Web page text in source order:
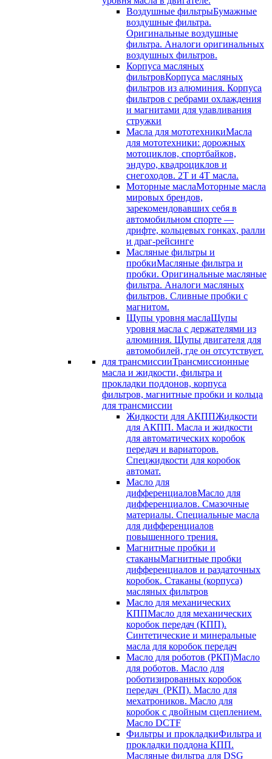
Воздушные фильтрыБумажные
воздушные фильтра.
Оригинальные воздушные
фильтра. Аналоги оригинальных
воздушных фильтров.
Корпуса масляных
фильтровКорпуса масляных
фильтров из алюминия. Корпуса
фильтров с ребрами охлаждения
и магнитами для улавливания
стружки
Масла для мототехникиМасла
для мототехники: дорожных
мотоциклов, спортбайков,
эндуро, квадроциклов и
снегоходов. 2T и 4T масла.
Моторные маслаМоторные масла
мировых брендов,
зарекомендовавших себя в
автомобильном спорте —
дрифте, кольцевых гонках, ралли
и драг-рейсинге
Масляные фильтры и
пробкиМасляные фильтра и
пробки. Оригинальные масляные
фильтра. Аналоги масляных
фильтров. Сливные пробки с
магнитом.
Щупы уровня маслаЩупы
уровня масла с держателями из
алюминия. Щупы двигателя для
автомобилей, где он отсутствует.
для трансмиссииТрансмиссионные
масла и жидкости, фильтра и
прокладки поддонов, корпуса
фильтров, магнитные пробки и кольца
для трансмиссии
Жидкости для АКППЖидкости
для АКПП. Масла и жидкости
для автоматических коробок
передач и вариаторов.
Спецжидкости для коробок
автомат.
Масло для
дифференциаловМасло для
дифференциалов. Смазочные
материалы. Специальные масла
для дифференциалов
повышенного трения.
Магнитные пробки и
стаканыМагнитные пробки
дифференциалов и раздаточных
коробок. Стаканы (корпуса)
масляных фильтров
Масло для механических
КППМасло для механических
коробок передач (КПП).
Синтетические и минеральные
масла для коробок передач
Масло для роботов (РКП)Масло
для роботов. Масло для
роботизированных коробок
передач (РКП). Масло для
мехатроников. Масло для
коробок с двойным сцеплением.
Масло DCTF
Фильтры и прокладкиФильтра и
прокладки поддона КПП.
Масляные фильтра для DSG